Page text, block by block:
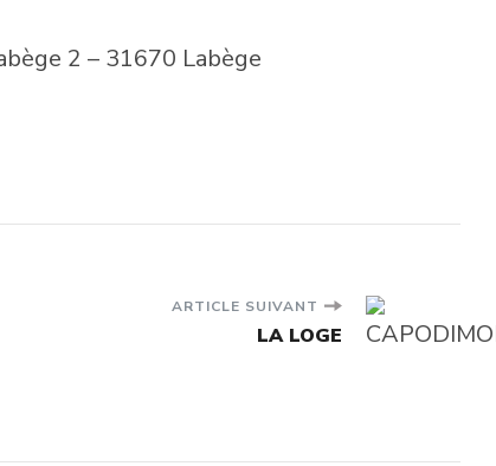
2 – 31670 Labège
ARTICLE SUIVANT
LA LOGE